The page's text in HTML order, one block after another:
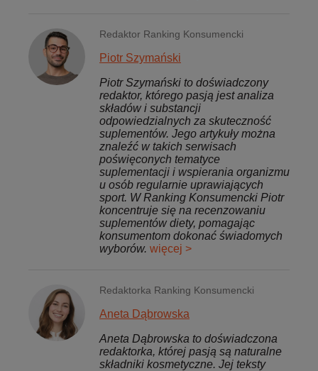
Redaktor Ranking Konsumencki
Piotr Szymański
Piotr Szymański to doświadczony
redaktor, którego pasją jest analiza
składów i substancji
odpowiedzialnych za skuteczność
suplementów. Jego artykuły można
znaleźć w takich serwisach
poświęconych tematyce
suplementacji i wspierania organizmu
u osób regularnie uprawiających
sport. W Ranking Konsumencki Piotr
koncentruje się na recenzowaniu
suplementów diety, pomagając
konsumentom dokonać świadomych
wyborów. więcej >
Redaktorka Ranking Konsumencki
Aneta Dąbrowska
Aneta Dąbrowska to doświadczona
redaktorka, której pasją są naturalne
składniki kosmetyczne. Jej teksty